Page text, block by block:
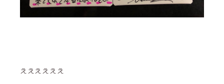
ええええええ